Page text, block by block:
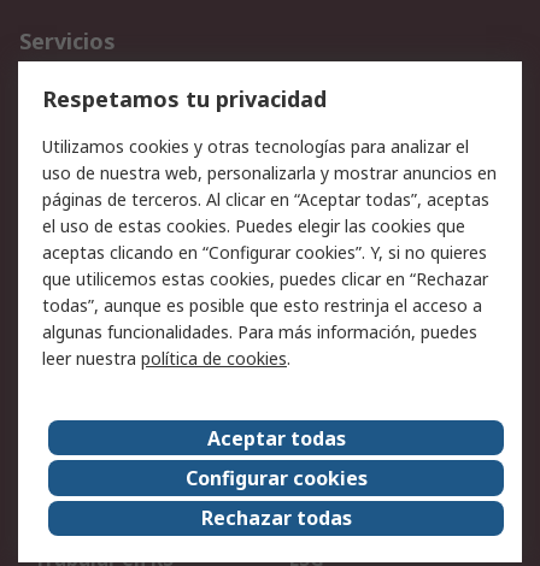
Servicios
Cómo realizar pedidos
Devoluciones
Facturación y pago
Ofertas
Soporte técnico
Legal
Aviso legal
Política de privacidad -
Actualizada
Política sobre cookies
Seguridad de emails
Certificaciones de
Condiciones de venta
Acerca de RS
Acerca de RS
RS Group
RS en el mundo
Sala de prensa
Trabajar en RS
ESG
Respetamos tu privacidad
Utilizamos cookies y otras tecnologías para analizar el
uso de nuestra web, personalizarla y mostrar anuncios en
páginas de terceros. Al clicar en “Aceptar todas”, aceptas
el uso de estas cookies. Puedes elegir las cookies que
aceptas clicando en “Configurar cookies”. Y, si no quieres
que utilicemos estas cookies, puedes clicar en “Rechazar
todas”, aunque es posible que esto restrinja el acceso a
algunas funcionalidades. Para más información, puedes
leer nuestra política de cookies.
Aceptar todas
Configurar cookies
Rechazar todas